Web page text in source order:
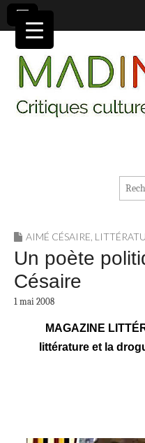
AIMÉ CÉSAIRE,
Un poète
Césaire
1 mai 2008
MAGAZINE
littérature et la